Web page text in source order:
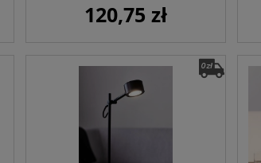
120,75 zł